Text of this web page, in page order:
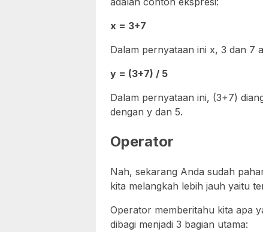
x = 3+7
Dalam pernyataan ini x, 3 dan 7
y = (3+7) / 5
Dalam pernyataan ini, (3+7)
dengan y dan 5.
Operator
Nah, sekarang Anda sudah
kita melangkah lebih jauh yaitu
Operator memberitahu kita apa
dibagi menjadi 3 bagian utama: